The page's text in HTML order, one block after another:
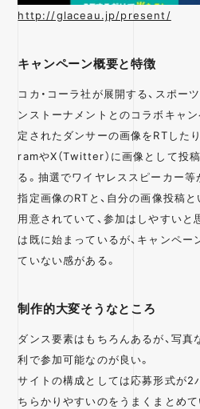
ファッション
観光
レシートキャンペー
ン
モバイルアプリ
クローズドキャンペ
ーン
オープンキャンペー
ン
O2O
はがき
UGC
ハッシュタグ
タン
カスタム
クイズ /
診断 / 検定
人気投票
写真投稿
動画キャ
音声
http://glaceau.jp/present/
キャンペーン概要と特徴
コカ・コーラ社が展開する、スポー
ンストーナメントとのコラボキャ
定されたダンサーの画像をRTした
ramやX（Twitter）に画像として投
る。抽選でワイヤレススピーカー等
指定画像のRTと、自分の画像投稿
用意されていて、参加はしやすいと
は既に始まっているが、キャンペ
ていない感がある。
制作的大変そうなところ
ダンス要素はもちろんあるが、写真
利で参加可能なのが良い。
サイトの構成としては応募形式が2
ちらかりやすいのをうまくまとめて